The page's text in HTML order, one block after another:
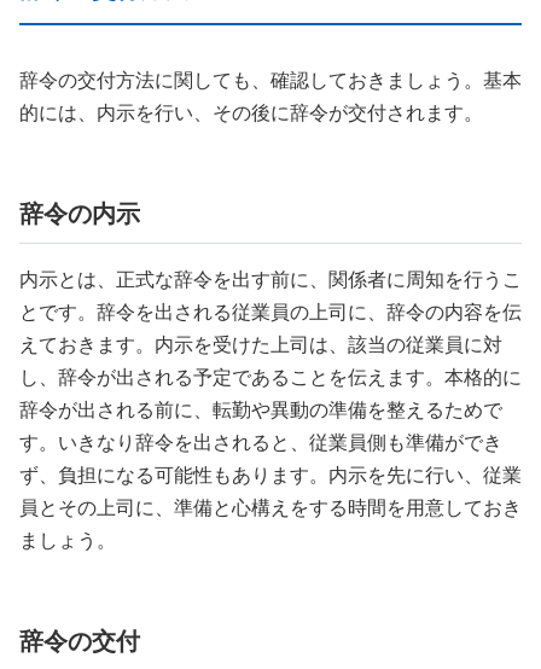
辞令の交付方法に関しても、確認しておきましょう。基本
的には、内示を行い、その後に辞令が交付されます。
辞令の内示
内示とは、正式な辞令を出す前に、関係者に周知を行うこ
とです。辞令を出される従業員の上司に、辞令の内容を伝
えておきます。内示を受けた上司は、該当の従業員に対
し、辞令が出される予定であることを伝えます。本格的に
辞令が出される前に、転勤や異動の準備を整えるためで
す。いきなり辞令を出されると、従業員側も準備ができ
ず、負担になる可能性もあります。内示を先に行い、従業
員とその上司に、準備と心構えをする時間を用意しておき
ましょう。
辞令の交付